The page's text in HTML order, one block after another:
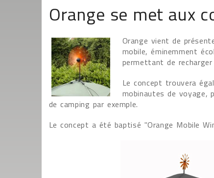
Orange se met aux
Orange vient de
mobile, éminemment
permettant de
Le concept trouvera
mobinautes de voyage,
de camping par exemple.
Le concept a été baptisé "Orange Mobile